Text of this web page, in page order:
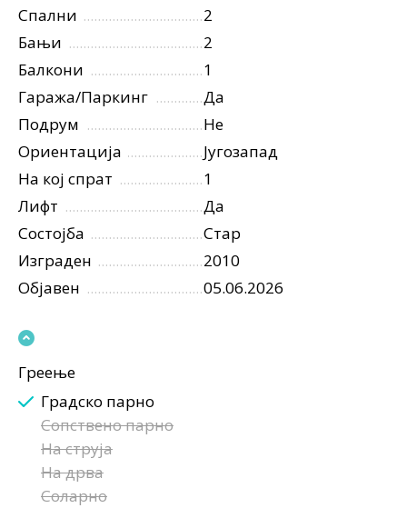
Спални
2
Бањи
2
Балкони
1
Гаража/Паркинг
Да
Подрум
Не
Ориентација
Југозапад
На кој спрат
1
Лифт
Да
Состојба
Стар
Изграден
2010
Објавен
05.06.2026
Греење
Градско парно
Сопствено парно
На струја
На дрва
Соларно